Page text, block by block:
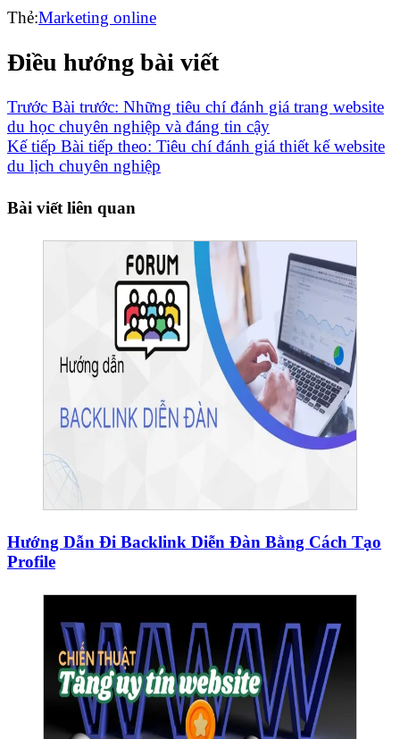
Thẻ:Marketing online
Điều hướng bài viết
Trước Bài trước: Những tiêu chí đánh giá trang website
du học chuyên nghiệp và đáng tin cậy
Kế tiếp Bài tiếp theo: Tiêu chí đánh giá thiết kế website
du lịch chuyên nghiệp
Bài viết liên quan
Hướng Dẫn Đi Backlink Diễn Đàn Bằng Cách Tạo
Profile